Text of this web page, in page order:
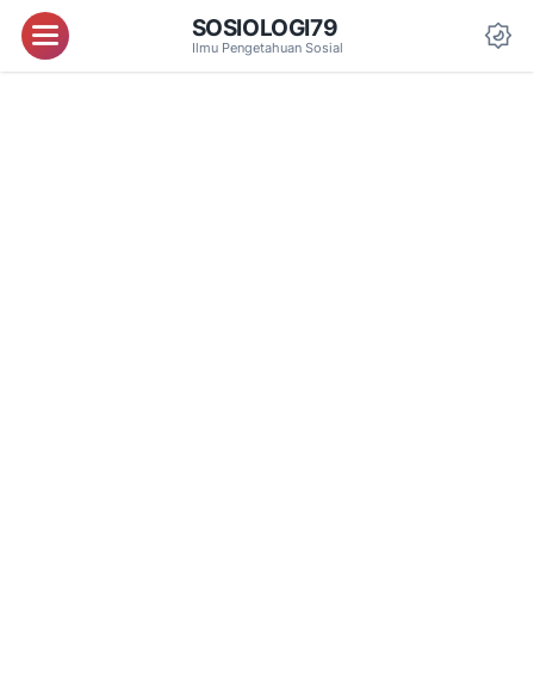
Menu SOSIOLOGI79
Ilmu Pengetahuan Sosial